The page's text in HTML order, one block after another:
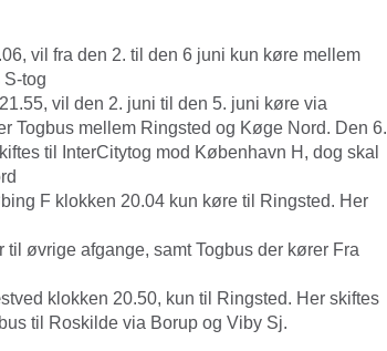
vil fra den 2. til den 6 juni kun køre mellem
S-tog
vil den 2. juni til den 5. juni køre via
Togbus mellem Ringsted og Køge Nord. Den 6.
til InterCitytog mod København H, dog skal
F klokken 20.04 kun køre til Ringsted. Her
øvrige afgange, samt Togbus der kører Fra
klokken 20.50, kun til Ringsted. Her skiftes
til Roskilde via Borup og Viby Sj.